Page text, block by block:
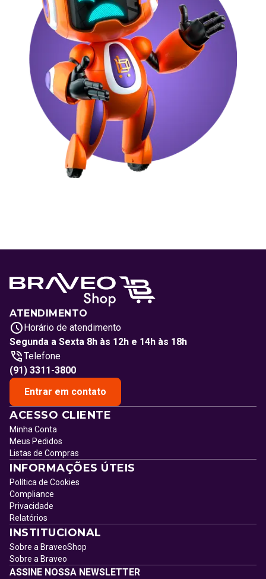
ATENDIMENTO
Horário de atendimento
Segunda a Sexta 8h às 12h e 14h às 18h
Telefone
(91) 3311-3800
Entrar em contato
ACESSO CLIENTE
Minha Conta
Meus Pedidos
Listas de Compras
INFORMAÇÕES ÚTEIS
Política de Cookies
Compliance
Privacidade
Relatórios
INSTITUCIONAL
Sobre a BraveoShop
Sobre a Braveo
ASSINE NOSSA NEWSLETTER